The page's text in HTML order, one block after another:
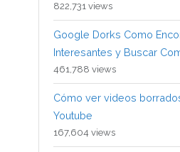
822,731 views
Google Dorks Como
Interesantes y Buscar
461,788 views
Cómo ver videos
Youtube
167,604 views